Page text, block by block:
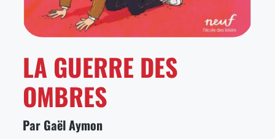
LA GUERRE DES
OMBRES
Par Gaël Aymon